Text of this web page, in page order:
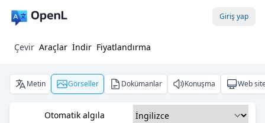
Giriş yap
Çevir Araçlar İndir Fiyatlandırma
Metin Görseller Dokümanlar Konuşma Web
Otomatik algıla